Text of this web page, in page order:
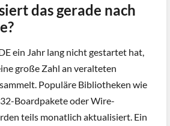
das gerade nach
ein Jahr lang nicht gestartet hat,
große Zahl an veralteten
Populäre Bibliotheken wie
Boardpakete oder Wire-
teils monatlich aktualisiert. Ein